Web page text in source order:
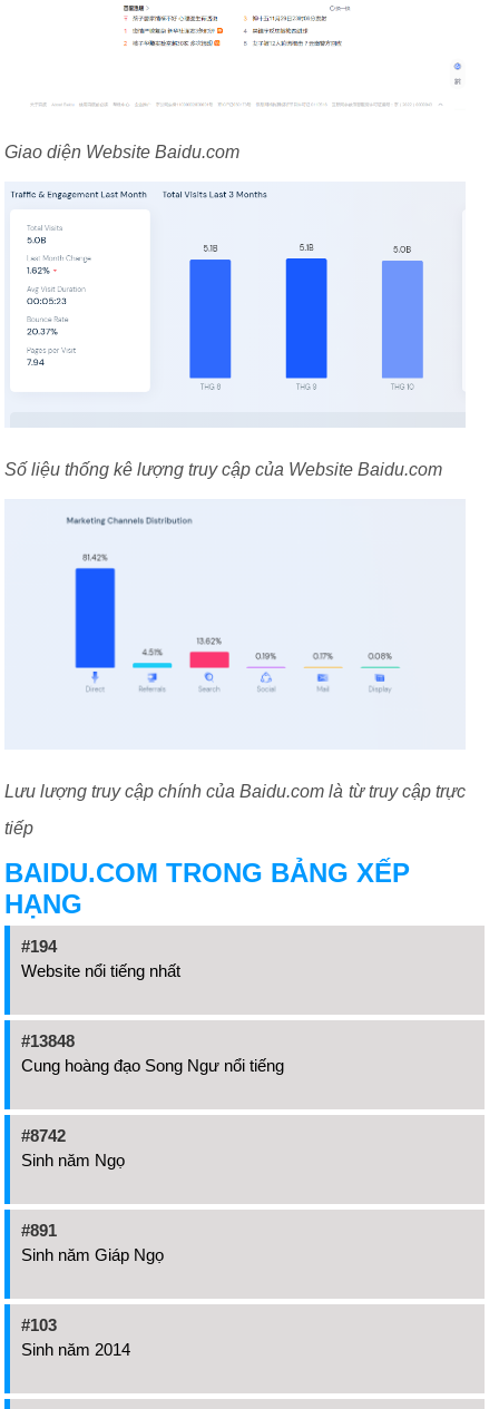
Giao diện Website Baidu.com
Số liệu thống kê lượng truy cập của Website Baidu.com
Lưu lượng truy cập chính của Baidu.com là từ truy cập trực
tiếp
BAIDU.COM TRONG BẢNG XẾP
HẠNG
#194
Website nổi tiếng nhất
#13848
Cung hoàng đạo Song Ngư nổi tiếng
#8742
Sinh năm Ngọ
#891
Sinh năm Giáp Ngọ
#103
Sinh năm 2014